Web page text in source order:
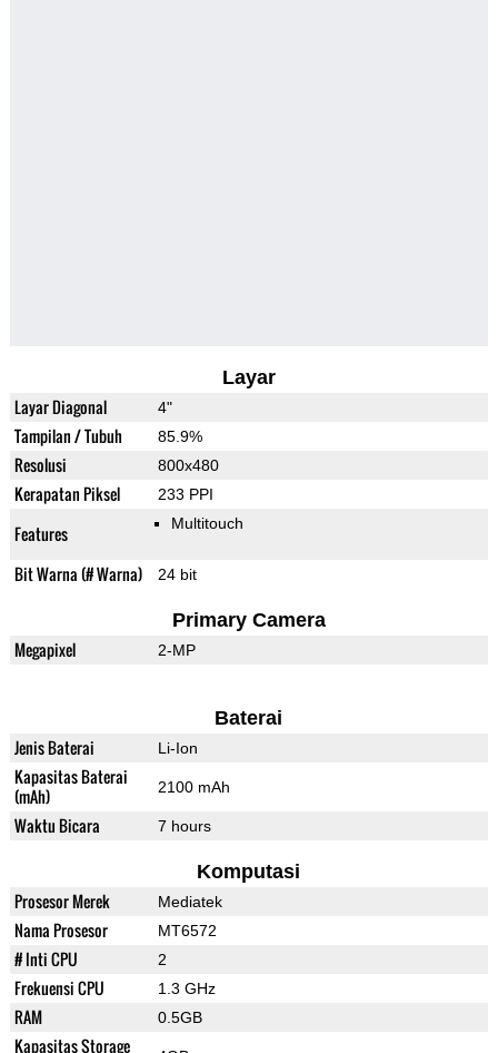
Layar
Layar Diagonal 4"
Tampilan / Tubuh 85.9%
Resolusi 800x480
Kerapatan Piksel 233 PPI
Features Multitouch
Bit Warna (# Warna) 24 bit
Primary Camera
Megapixel 2-MP
Baterai
Jenis Baterai Li-Ion
Kapasitas Baterai
(mAh)
2100 mAh
Waktu Bicara 7 hours
Komputasi
Prosesor Merek Mediatek
Nama Prosesor MT6572
# Inti CPU 2
Frekuensi CPU 1.3 GHz
RAM 0.5GB
Kapasitas Storage